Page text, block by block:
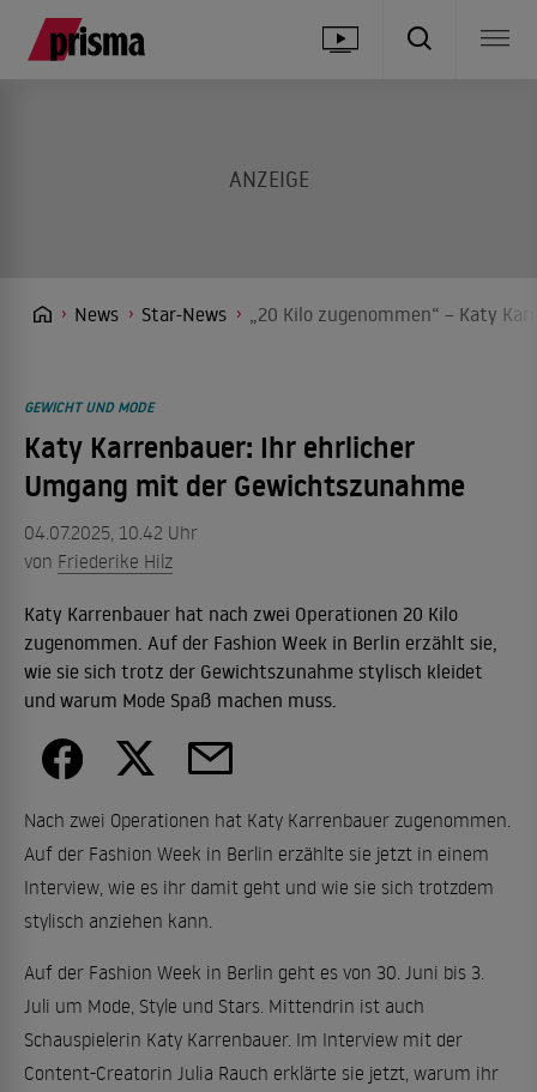
News Star-News „20 Kilo zugenommen“ – Katy
GEWICHT UND MODE
Katy Karrenbauer: Ihr ehrlicher
Umgang mit der Gewichtszunahme
04.07.2025, 10.42 Uhr
von Friederike Hilz
Katy Karrenbauer hat nach zwei Operationen 20 Kilo
zugenommen. Auf der Fashion Week in Berlin erzählt sie,
wie sie sich trotz der Gewichtszunahme stylisch kleidet
und warum Mode Spaß machen muss.
Nach zwei Operationen hat Katy Karrenbauer zugenommen.
Auf der Fashion Week in Berlin erzählte sie jetzt in einem
Interview, wie es ihr damit geht und wie sie sich trotzdem
stylisch anziehen kann.
Auf der Fashion Week in Berlin geht es von 30. Juni bis 3.
Juli um Mode, Style und Stars. Mittendrin ist auch
Schauspielerin Katy Karrenbauer. Im Interview mit der
Content-Creatorin Julia Rauch erklärte sie jetzt, warum ihr